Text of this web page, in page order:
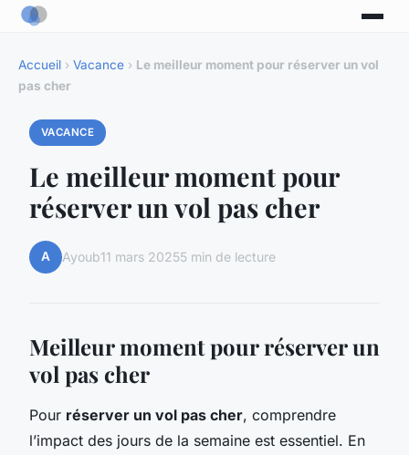
Accueil › Vacance › Le meilleur moment pour réserver un vol
pas cher
VACANCE
Le meilleur moment pour
réserver un vol pas cher
A Ayoub11 mars 20255 min de lecture
Meilleur moment pour réserver un
vol pas cher
Pour réserver un vol pas cher, comprendre
l’impact des jours de la semaine est essentiel. En